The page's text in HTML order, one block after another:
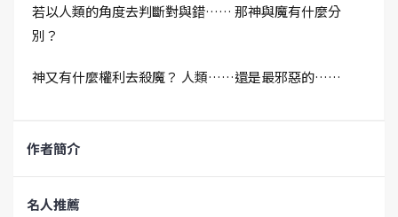
若以人類的角度去判斷對與錯…… 那神與魔有什麼分
別？
神又有什麼權利去殺魔？ 人類……還是最邪惡的……
作者簡介
名人推薦